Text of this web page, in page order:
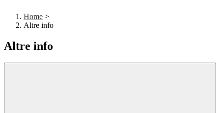
Home >
Altre info
Altre info